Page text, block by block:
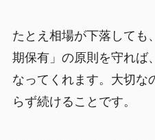
たとえ相場が下落しても
期保有」の原則を守れば
なってくれます。大切な
らず続けることです。